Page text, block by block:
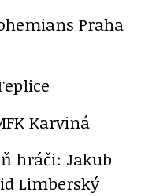
Praha
Karviná
hráči: Jakub
Limberský